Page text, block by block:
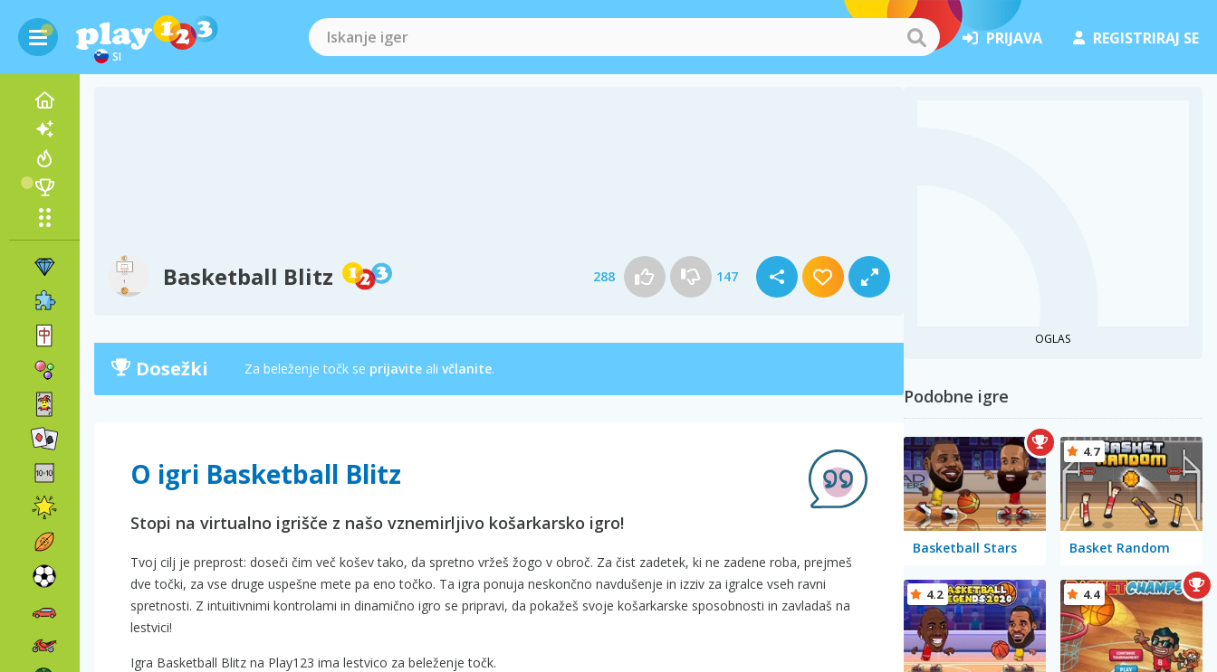
SI
PRIJAVA REGISTRIRAJ SE
Basketball Blitz 288 147
Dosežki Za beleženje točk se prijavite ali včlanite.
O igri Basketball Blitz
Stopi na virtualno igrišče z našo vznemirljivo košarkarsko igro!
Tvoj cilj je preprost: doseči čim več košev tako, da spretno vržeš žogo v obroč. Za čist zadetek, ki ne zadene roba, prejmeš
dve točki, za vse druge uspešne mete pa eno točko. Ta igra ponuja neskončno navdušenje in izziv za igralce vseh ravni
spretnosti. Z intuitivnimi kontrolami in dinamično igro se pripravi, da pokažeš svoje košarkarske sposobnosti in zavladaš na
lestvici!
Igra Basketball Blitz na Play123 ima lestvico za beleženje točk.
OGLAS
Podobne igre
Basketball Stars Basket Random
4.7
4.2 4.4